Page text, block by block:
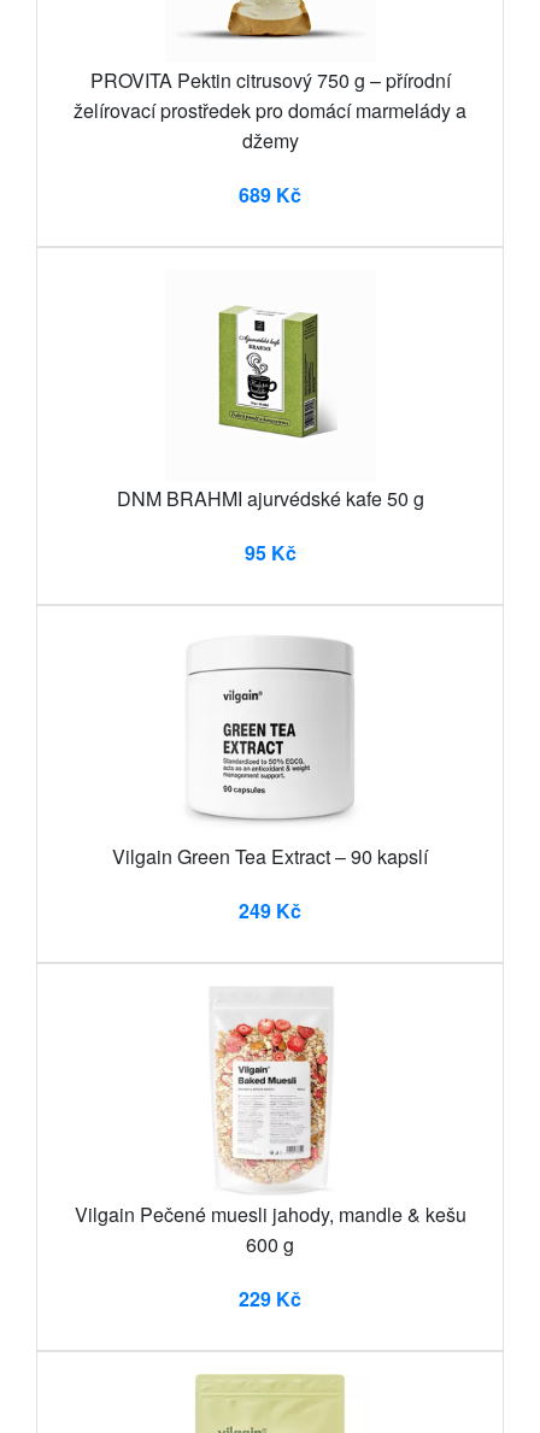
PROVITA Pektin citrusový 750 g – přírodní
želírovací prostředek pro domácí marmelády a
džemy
689 Kč
DNM BRAHMI ajurvédské kafe 50 g
95 Kč
Vilgain Green Tea Extract – 90 kapslí
249 Kč
Vilgain Pečené muesli jahody, mandle & kešu
600 g
229 Kč